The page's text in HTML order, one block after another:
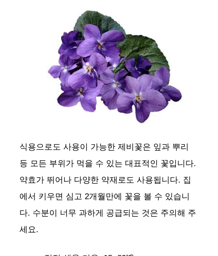
식용으로도 사용이 가능한 제비꽃은 잎과 뿌리
등 모든 부위가 먹을 수 있는 대표적인 꽃입니다.
약효가 뛰어나 다양한 약재로도 사용됩니다. 집
에서 키우면 심고 2개월만에 꽃을 볼 수 있습니
다. 수분이 너무 과하게 공급되는 것은 주의해 주
세요.